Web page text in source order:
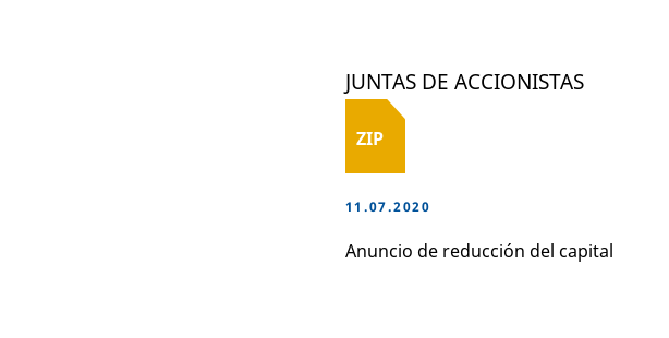
JUNTAS DE ACCIONISTAS
ZIP
11.07.2020
Anuncio de reducción del capital